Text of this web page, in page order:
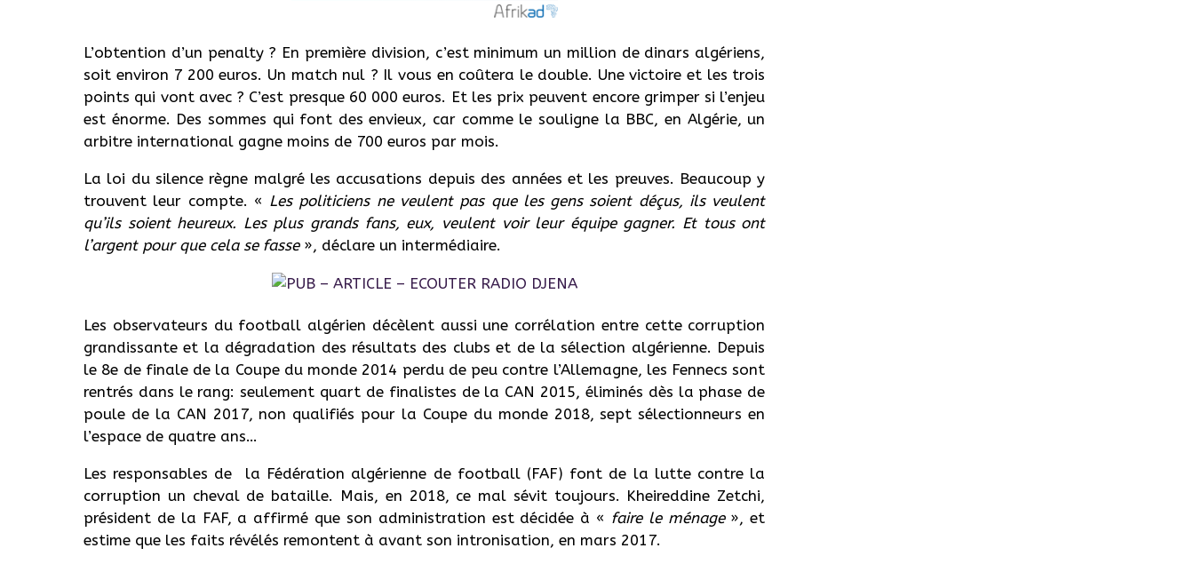
L’obtention d’un penalty ? En première division, c’est minimum un million de dinars algériens,
soit environ 7 200 euros. Un match nul ? Il vous en coûtera le double. Une victoire et les trois
points qui vont avec ? C’est presque 60 000 euros. Et les prix peuvent encore grimper si l’enjeu
est énorme. Des sommes qui font des envieux, car comme le souligne la BBC, en Algérie, un
arbitre international gagne moins de 700 euros par mois.
La loi du silence règne malgré les accusations depuis des années et les preuves. Beaucoup y
trouvent leur compte. « Les politiciens ne veulent pas que les gens soient déçus, ils veulent
qu’ils soient heureux. Les plus grands fans, eux, veulent voir leur équipe gagner. Et tous ont
l’argent pour que cela se fasse», déclare un intermédiaire.
Les observateurs du football algérien décèlent aussi une corrélation entre cette corruption
grandissante et la dégradation des résultats des clubs et de la sélection algérienne. Depuis
le 8e de finale de la Coupe du monde 2014 perdu de peu contre l’Allemagne, les Fennecs sont
rentrés dans le rang: seulement quart de finalistes de la CAN 2015, éliminés dès la phase de
poule de la CAN 2017, non qualifiés pour la Coupe du monde 2018, sept sélectionneurs en
l’espace de quatre ans…
Les responsables de la Fédération algérienne de football (FAF) font de la lutte contre la
corruption un cheval de bataille. Mais, en 2018, ce mal sévit toujours. Kheireddine Zetchi,
président de la FAF, a affirmé que son administration est décidée à « faire le ménage», et
estime que les faits révélés remontent à avant son intronisation, en mars 2017.